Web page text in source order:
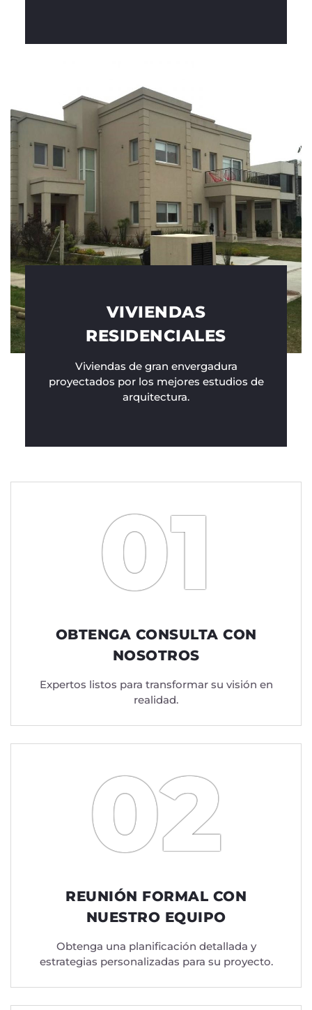
VIVIENDAS
RESIDENCIALES
Viviendas de gran envergadura
proyectados por los mejores estudios de
arquitectura.
01
OBTENGA CONSULTA CON
NOSOTROS
Expertos listos para transformar su visión en
realidad.
02
REUNIÓN FORMAL CON
NUESTRO EQUIPO
Obtenga una planificación detallada y
estrategias personalizadas para su proyecto.